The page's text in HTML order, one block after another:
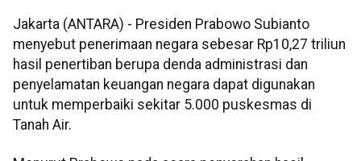
Jakarta (ANTARA) - Presiden Prabowo Subianto
menyebut penerimaan negara sebesar Rp10,27 triliun
hasil penertiban berupa denda administrasi dan
penyelamatan keuangan negara dapat digunakan
untuk memperbaiki sekitar 5.000 puskesmas di
Tanah Air.